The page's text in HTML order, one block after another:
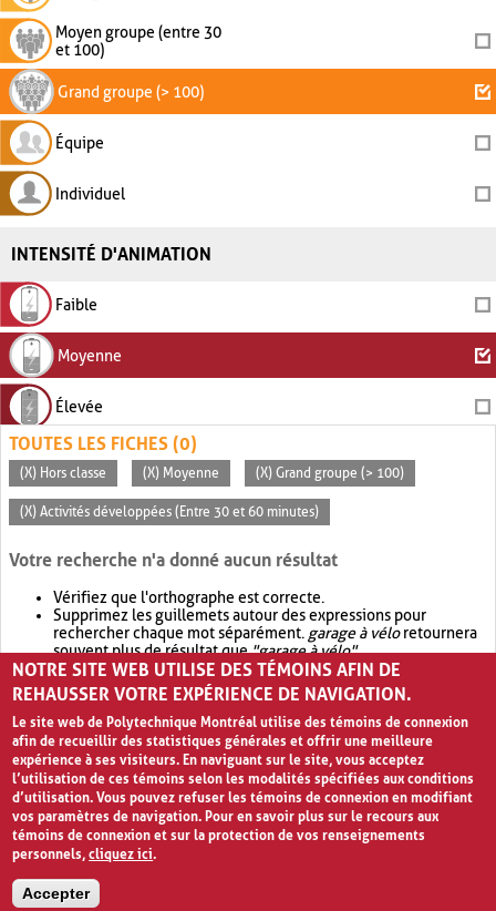
Moyen groupe (entre 30
et 100)
Grand groupe (> 100)
Équipe
Individuel
INTENSITÉ D'ANIMATION
Faible
Moyenne
Élevée
TOUTES LES FICHES (0)
(X) Hors classe (X) Moyenne (X) Grand groupe (> 100)
(X) Activités développées (Entre 30 et 60 minutes)
Votre recherche n'a donné aucun résultat
Vérifiez que l'orthographe est correcte.
Supprimez les guillemets autour des expressions pour
rechercher chaque mot séparément. garage à véloretournera
souvent plus de résultat que"garage à vélo".
Envisagez d'élargir votre recherche avec OR.garage OR vélo
retournera souvent plus de résultat quegarage à vélo
NOTRE SITE WEB UTILISE DES TÉMOINS AFIN DE
REHAUSSER VOTRE EXPÉRIENCE DE NAVIGATION.
Le site web de Polytechnique Montréal utilise des témoins de connexion
afin de recueillir des statistiques générales et offrir une meilleure
expérience à ses visiteurs. En naviguant sur le site, vous acceptez
l’utilisation de ces témoins selon les modalités spécifiées aux conditions
d’utilisation. Vous pouvez refuser les témoins de connexion en modifiant
vos paramètres de navigation. Pour en savoir plus sur le recours aux
témoins de connexion et sur la protection de vos renseignements
personnels,cliquez ici.
Accepter